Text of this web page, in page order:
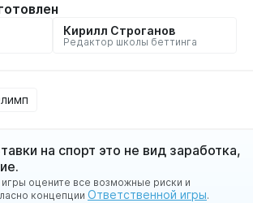
Кирилл Строганов
Редактор школы беттинга
на спорт это не вид заработка,
оцените все возможные риски и
концепции Ответственной игры.